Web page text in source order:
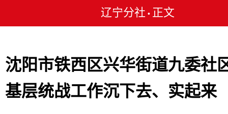
辽宁分社 • 正文
沈阳市铁西区兴华街道九委社
基层统战工作沉下去、实起来